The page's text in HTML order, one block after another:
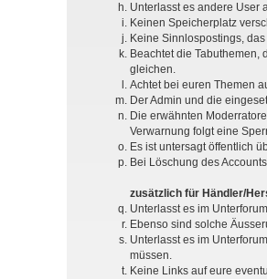
Unterlasst es andere User
Keinen Speicherplatz
Keine Sinnlospostings,
Beachtet die Tabuthemen,
gleichen.
Achtet bei euren Themen
Der Admin und die
Die erwähnten
Verwarnung folgt eine
Es ist untersagt öffentlich
Bei Löschung des
zusätzlich für Händler/
Unterlasst es im
Ebenso sind solche
Unterlasst es im
müssen.
Keine Links auf eure